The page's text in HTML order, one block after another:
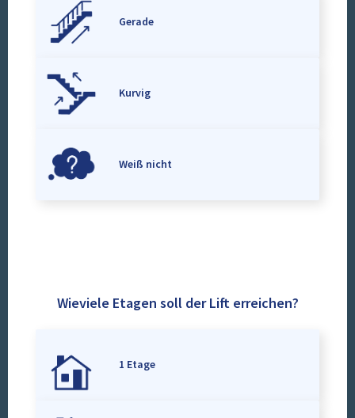
Gerade
Kurvig
Weiß nicht
Wieviele Etagen soll der Lift erreichen?
1 Etage